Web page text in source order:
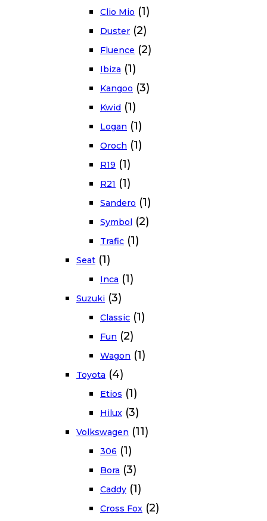
Clio Mio (1)
Duster (2)
Fluence (2)
Ibiza (1)
Kangoo (3)
Kwid (1)
Logan (1)
Oroch (1)
R19 (1)
R21 (1)
Sandero (1)
Symbol (2)
Trafic (1)
Seat (1)
Inca (1)
Suzuki (3)
Classic (1)
Fun (2)
Wagon (1)
Toyota (4)
Etios (1)
Hilux (3)
Volkswagen (11)
306 (1)
Bora (3)
Caddy (1)
Cross Fox (2)